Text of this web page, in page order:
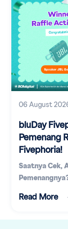
06 August
bluDay
Pemenang
Fivephoria!
Saatnya Cek,
Read More